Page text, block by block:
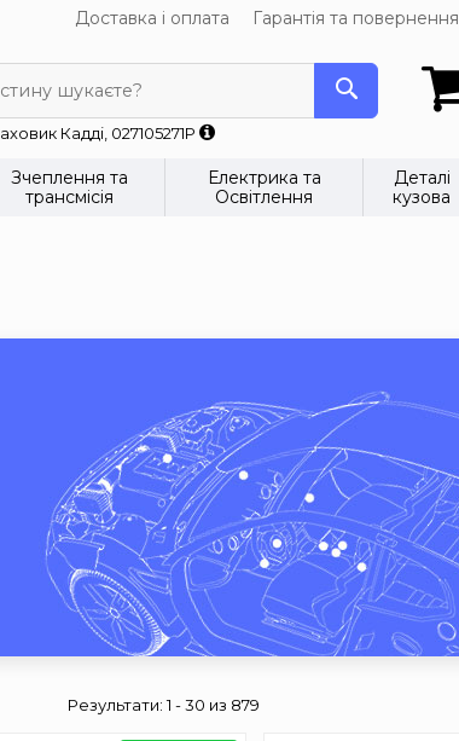
Доставка і оплата Гарантія та повернення
шукаєте?
Кадді, 027105271P
Зчеплення та
трансмісія
Електрика та
Освітлення
Деталі
кузова
Результати:1 - 30 из 879